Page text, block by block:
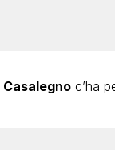
Casalegnoc’ha